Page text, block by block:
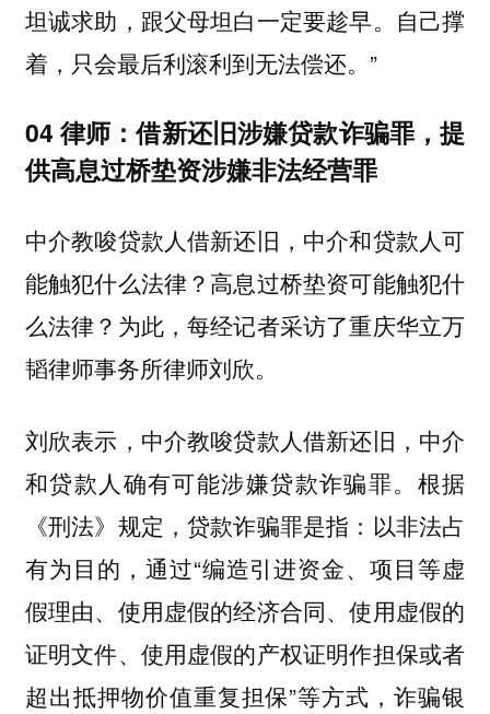
坦诚求助，跟父母坦白一定要趁早。自己撑
着，只会最后利滚利到无法偿还。”
04 律师：借新还旧涉嫌贷款诈骗罪，提
供高息过桥垫资涉嫌非法经营罪
中介教唆贷款人借新还旧，中介和贷款人可
能触犯什么法律？高息过桥垫资可能触犯什
么法律？为此，每经记者采访了重庆华立万
韬律师事务所律师刘欣。
刘欣表示，中介教唆贷款人借新还旧，中介
和贷款人确有可能涉嫌贷款诈骗罪。根据
《刑法》规定，贷款诈骗罪是指：以非法占
有为目的，通过“编造引进资金、项目等虚
假理由、使用虚假的经济合同、使用虚假的
证明文件、使用虚假的产权证明作担保或者
超出抵押物价值重复担保”等方式，诈骗银